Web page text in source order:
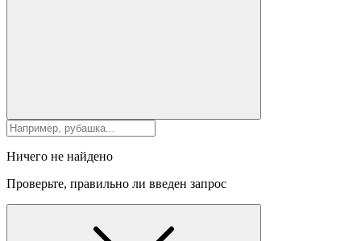
Ничего не найдено
Проверьте, правильно ли введен запрос